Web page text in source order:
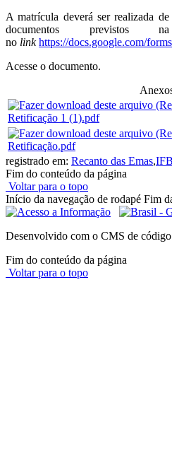
A matrícula deverá ser realizada
documentos previstos
no linkhttps://docs.google.com/
Acesse o documento.
Retificação 1 (1).pdf
Retificação.pdf
registrado em: Recanto das Emas,
Fim do conteúdo da página
Voltar para o topo
Início da navegação de rodapé Fim
Desenvolvido com o CMS de
Fim do conteúdo da página
Voltar para o topo